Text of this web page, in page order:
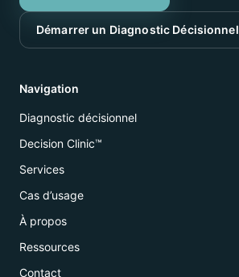
Démarrer un Diagnostic Décisionnel
Navigation
Diagnostic décisionnel
Decision Clinic™
Services
Cas d’usage
À propos
Ressources
Contact